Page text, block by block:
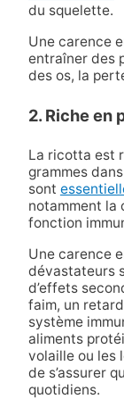
du squelette.
Une carence
entraîner des
des os, la
2. Riche en
La ricotta est
grammes
sont
notamment la
fonction
Une carence
dévastateurs
d’effets
faim, un
système
aliments
volaille ou les
de s’assurer
quotidiens.